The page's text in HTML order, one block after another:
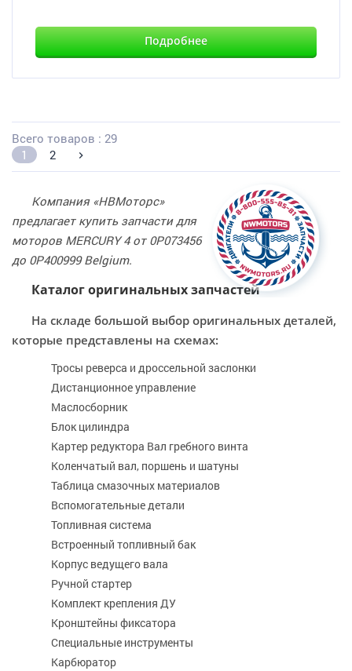
Подробнее
Всего товаров : 29
1
2
Компания «НВМоторс»
предлагает купить запчасти для
моторов MERCURY 4 от 0P073456
до 0P400999 Belgium.
Каталог оригинальных запчастей
На складе большой выбор оригинальных деталей,
которые представлены на схемах:
Тросы реверса и дроссельной заслонки
Дистанционное управление
Маслосборник
Блок цилиндра
Картер редуктора Вал гребного винта
Коленчатый вал, поршень и шатуны
Таблица смазочных материалов
Вспомогательные детали
Топливная система
Встроенный топливный бак
Корпус ведущего вала
Ручной стартер
Комплект крепления ДУ
Кронштейны фиксатора
Специальные инструменты
Карбюратор